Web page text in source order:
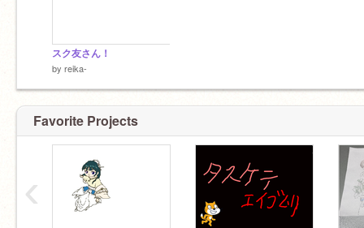
スク友さん！
by reika-
Favorite Projects
‹